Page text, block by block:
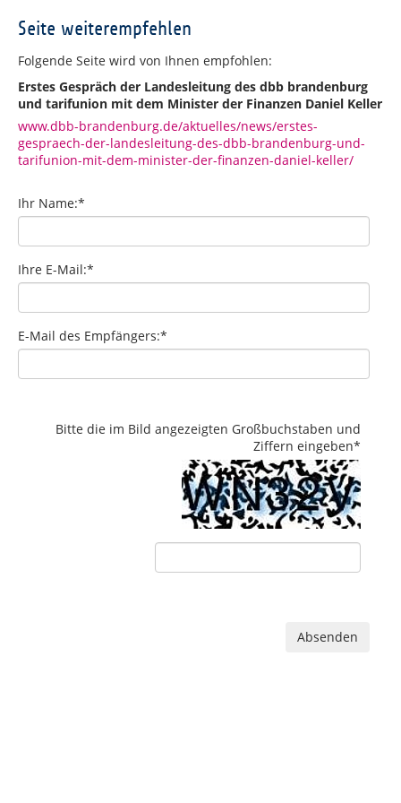
Seite weiterempfehlen
Folgende Seite wird von Ihnen empfohlen:
Erstes Gespräch der Landesleitung des dbb brandenburg
und tarifunion mit dem Minister der Finanzen Daniel Keller
www.dbb-brandenburg.de/aktuelles/news/erstes-
gespraech-der-landesleitung-des-dbb-brandenburg-und-
tarifunion-mit-dem-minister-der-finanzen-daniel-keller/
Ihr Name:*
Ihre E-Mail:*
E-Mail des Empfängers:*
Bitte die im Bild angezeigten Großbuchstaben und
Ziffern eingeben*
Absenden